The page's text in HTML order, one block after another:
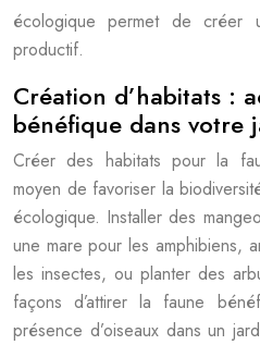
écologique permet de créer
productif.
Création d’habitats :
bénéfique dans votre
Créer des habitats pour la
moyen de favoriser la
écologique. Installer des
une mare pour les amphibiens,
les insectes, ou planter des
façons d’attirer la faune
présence d’oiseaux dans un